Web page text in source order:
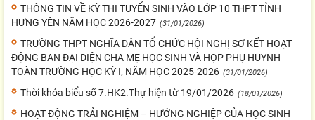
THÔNG TIN VỀ KỲ THI TUYỂN SINH VÀO LỚP 10 THPT TỈNH
HƯNG YÊN NĂM HỌC 2026-2027 (31/01/2026)
TRƯỜNG THPT NGHĨA DÂN TỔ CHỨC HỘI NGHỊ SƠ KẾT HOẠT
ĐỘNG BAN ĐẠI DIỆN CHA MẸ HỌC SINH VÀ HỌP PHỤ HUYNH
TOÀN TRƯỜNG HỌC KỲ I, NĂM HỌC 2025-2026 (31/01/2026)
Thời khóa biểu số 7.HK2.Thự hiện từ 19/01/2026 (18/01/2026)
HOẠT ĐỘNG TRẢI NGHIỆM – HƯỚNG NGHIỆP CỦA HỌC SINH